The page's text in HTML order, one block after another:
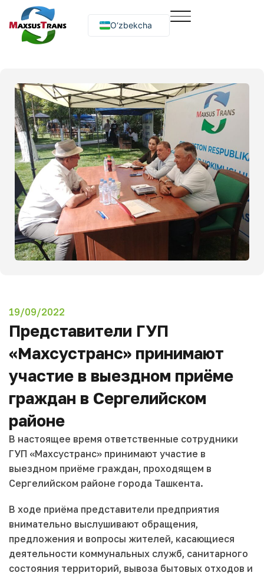
O‘zbekcha
Русский
19/09/2022
Представители ГУП
«Махсустранс» принимают
участие в выездном приёме
граждан в Сергелийском
районе
В настоящее время ответственные сотрудники
ГУП «Махсустранс» принимают участие в
выездном приёме граждан, проходящем в
Сергелийском районе города Ташкента.
В ходе приёма представители предприятия
внимательно выслушивают обращения,
предложения и вопросы жителей, касающиеся
деятельности коммунальных служб, санитарного
состояния территорий, вывоза бытовых отходов и